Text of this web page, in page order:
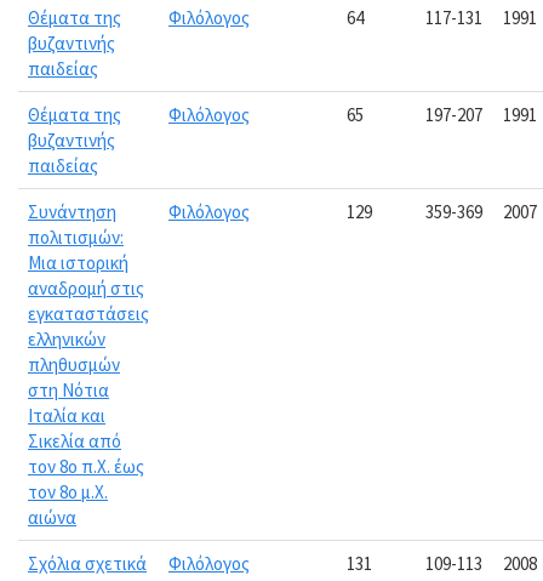
Θέματα της
βυζαντινής
παιδείας
Φιλόλογος 64 117-131 1991
Θέματα της
βυζαντινής
παιδείας
Φιλόλογος 65 197-207 1991
Συνάντηση
πολιτισμών:
Μια ιστορική
αναδρομή στις
εγκαταστάσεις
ελληνικών
πληθυσμών
στη Νότια
Ιταλία και
Σικελία από
τον 8ο π.Χ. έως
τον 8ο μ.Χ.
αιώνα
Φιλόλογος 129 359-369 2007
Σχόλια σχετικά
Φιλόλογος 131 109-113 2008